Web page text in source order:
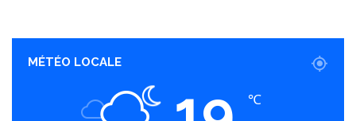
MÉTÉO LOCALE
℃